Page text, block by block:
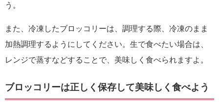
う。
また、冷凍したブロッコリーは、調理する際、冷凍のまま
加熱調理するようにしてください。生で食べたい場合は、
レンジで蒸すなどすることで、美味しく食べられますよ。
ブロッコリーは正しく保存して美味しく食べよう